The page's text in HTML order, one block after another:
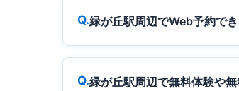
緑が丘駅周辺でWeb予約で
緑が丘駅周辺で無料体験や